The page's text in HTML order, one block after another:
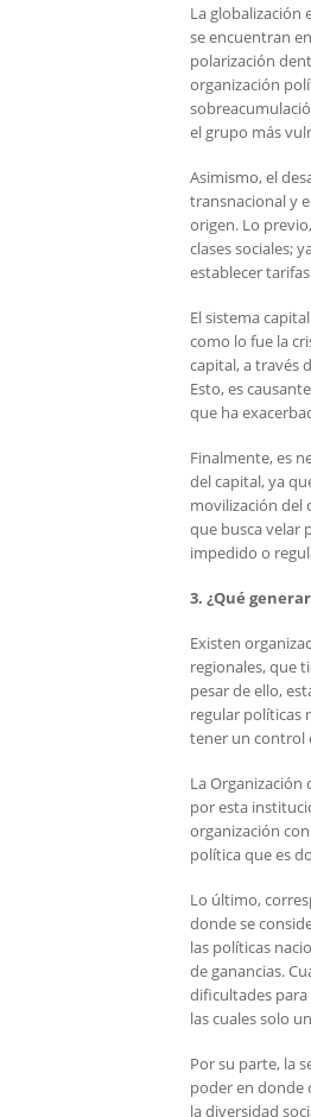
La globalización
se encuentran
polarización
organización
el grupo más
Asimismo, el
transnacional y
origen. Lo
clases sociales;
establecer
El sistema
como lo fue la
capital, a través
Esto, es
que ha
Finalmente, es
del capital, ya
movilización del
que busca velar
impedido o
3. ¿Qué
Existen
regionales, que
pesar de ello,
regular políticas
tener un control
La Organización
por esta
organización
política que es
Lo último,
donde se
las políticas
de ganancias.
dificultades para
las cuales solo
Por su parte, la
poder en donde
la diversidad